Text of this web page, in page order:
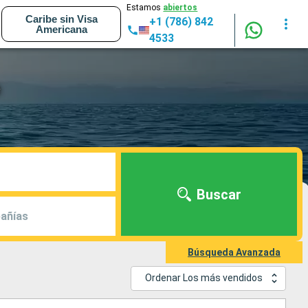
Caribe sin Visa
Americana
Estamos abiertos
+1 (786) 842
4533
Buscar
Búsqueda Avanzada
Ordenar Los más vendidos